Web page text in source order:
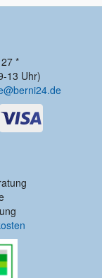
*
13 Uhr)